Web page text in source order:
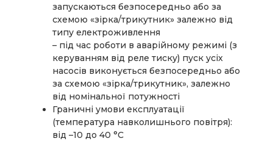
запускаються безпосередньо або за
схемою «зірка/трикутник» залежно від
типу електроживлення
– під час роботи в аварійному режимі (з
керуванням від реле тиску) пуск усіх
насосів виконується безпосередньо або
за схемою «зірка/трикутник», залежно
від номінальної потужності
Граничні умови експлуатації
(температура навколишнього повітря):
від –10 до 40 °C